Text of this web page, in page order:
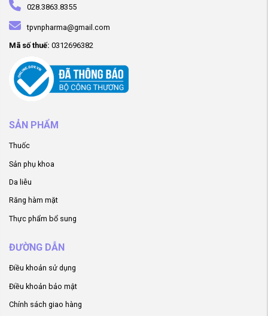
028.3863.8355
tpvnpharma@gmail.com
Mã số thuế: 0312696382
SẢN PHẨM
Thuốc
Sản phụ khoa
Da liễu
Răng hàm mặt
Thực phẩm bổ sung
ĐƯỜNG DẪN
Điều khoản sử dụng
Điều khoản bảo mật
Chính sách giao hàng